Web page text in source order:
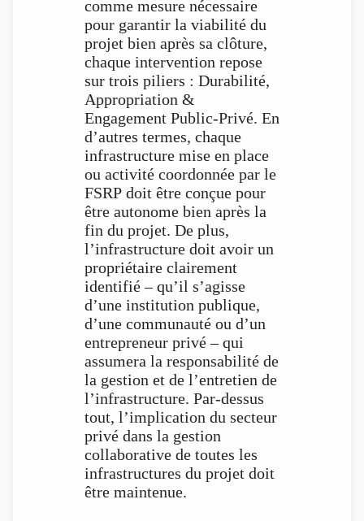
comme mesure nécessaire
pour garantir la viabilité du
projet bien après sa clôture,
chaque intervention repose
sur trois piliers : Durabilité,
Appropriation &
Engagement Public-Privé. En
d’autres termes, chaque
infrastructure mise en place
ou activité coordonnée par le
FSRP doit être conçue pour
être autonome bien après la
fin du projet. De plus,
l’infrastructure doit avoir un
propriétaire clairement
identifié – qu’il s’agisse
d’une institution publique,
d’une communauté ou d’un
entrepreneur privé – qui
assumera la responsabilité de
la gestion et de l’entretien de
l’infrastructure. Par-dessus
tout, l’implication du secteur
privé dans la gestion
collaborative de toutes les
infrastructures du projet doit
être maintenue.